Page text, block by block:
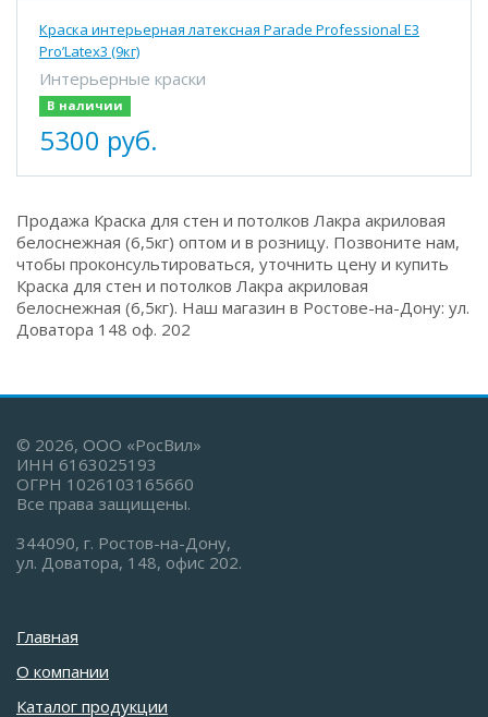
Краска интерьерная латексная Parade Professional E3
Pro’Latex3 (9кг)
Интерьерные краски
В наличии
5300 руб.
Продажа Краска для стен и потолков Лакра акриловая
белоснежная (6,5кг) оптом и в розницу. Позвоните нам,
чтобы проконсультироваться, уточнить цену и купить
Краска для стен и потолков Лакра акриловая
белоснежная (6,5кг). Наш магазин в Ростове-на-Дону: ул.
Доватора 148 оф. 202
© 2026, ООО «РосВил»
ИНН 6163025193
ОГРН 1026103165660
Все права защищены.
344090, г. Ростов-на-Дону,
ул. Доватора, 148, офис 202.
Главная
О компании
Каталог продукции